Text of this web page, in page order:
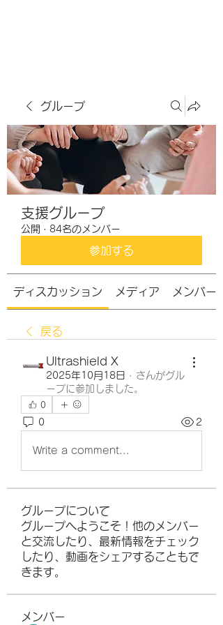
グループ
支援グループ
公開 · 84名のメンバー
参加する
ディスカッション メディア メンバー
戻る
Ultrashield X
2025年10月18日 · さんがグル
ープに参加しました。
0
0 2
Write a comment...
グループについて
グループへようこそ！他のメンバー
と交流したり、最新情報をチェック
したり、動画をシェアすることもで
きます。
メンバー